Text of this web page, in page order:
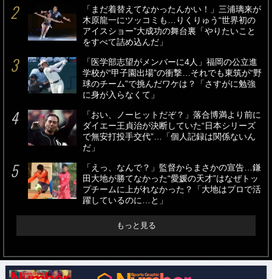
「まだ着替えてなかったんかい！」三浦璃来が
木原龍一にツッコミも…りくりゅう“世界初の
アイスショー”大成功の舞台裏「やりたいこと
をすべて詰め込んだ」
「医学部志望がメンバーに4人」福岡の公立進
学校が“甲子園出場”の衝撃…それでも東筑が“野
球のチーム”で挑んだワケは？「さすがに勉強
に身が入らなくて」
「おい、ノーヒットだぞ？」落合博満より前に
ダイエー王貞治が決断していた“日本シリーズ
で無安打投手交代”…「個人記録は関係ないん
だ」
「えっ、なんで？」監督からまさかの宣告…鎌
田大地が勝てなかった“愛媛の天才”はなぜトッ
プチームに上がれなかった？「大地はプロで活
躍しているのに…と」
もっと見る